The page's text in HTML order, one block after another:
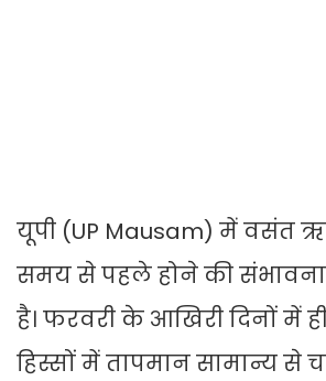
यूपी (UP Mausam) में वसंत
समय से पहले होने की
है। फरवरी के आखिरी दिनों में
हिस्सों में तापमान सामान्य से